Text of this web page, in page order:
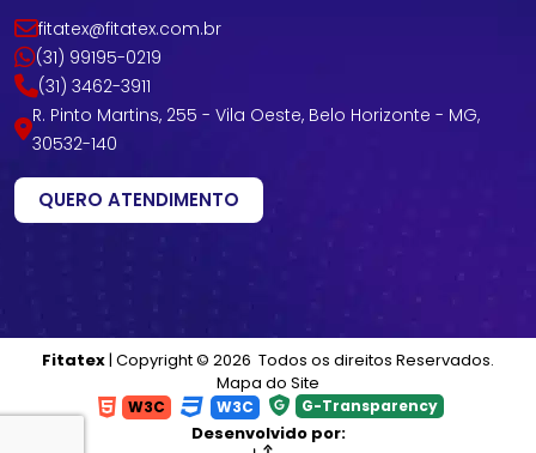
fitatex@fitatex.com.br
(31) 99195-0219
(31) 3462-3911
R. Pinto Martins, 255 - Vila Oeste, Belo Horizonte - MG,
30532-140
QUERO ATENDIMENTO
Fitatex| Copyright © 2026 Todos os direitos Reservados.
Mapa do Site
W3C W3C G-Transparency
Desenvolvido por: